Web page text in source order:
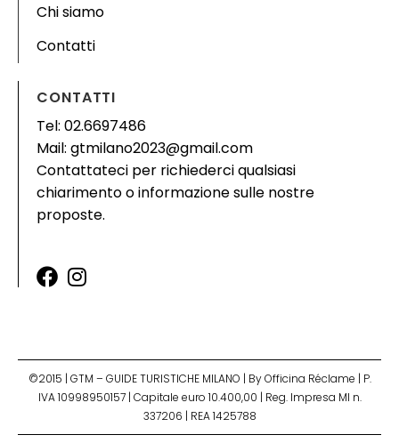
Chi siamo
Contatti
CONTATTI
Tel: 02.6697486
Mail: gtmilano2023@gmail.com
Contattateci per richiederci qualsiasi
chiarimento o informazione sulle nostre
proposte.
©2015 | GTM – GUIDE TURISTICHE MILANO | By Officina Réclame | P.
IVA 10998950157 | Capitale euro 10.400,00 | Reg. Impresa MI n.
337206 | REA 1425788